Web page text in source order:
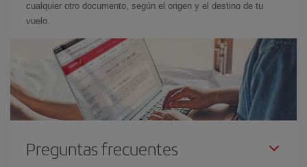
cualquier otro documento, según el origen y el destino de tu
vuelo.
Preguntas frecuentes